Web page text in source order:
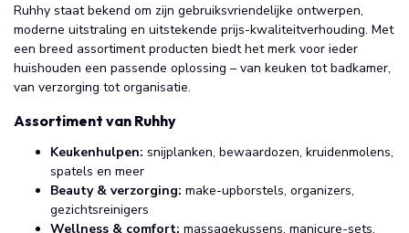
Ruhhy staat bekend om zijn gebruiksvriendelijke ontwerpen,
moderne uitstraling en uitstekende prijs-kwaliteitverhouding. Met
een breed assortiment producten biedt het merk voor ieder
huishouden een passende oplossing – van keuken tot badkamer,
van verzorging tot organisatie.
Assortiment van Ruhhy
Keukenhulpen: snijplanken, bewaardozen, kruidenmolens,
spatels en meer
Beauty & verzorging: make-upborstels, organizers,
gezichtsreinigers
Wellness & comfort: massagekussens, manicure-sets,